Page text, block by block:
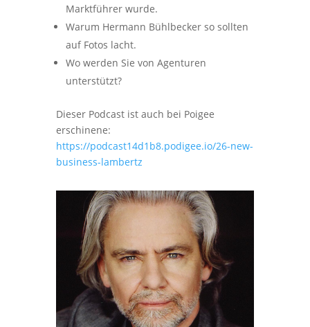
Marktführer wurde.
Warum Hermann Bühlbecker so sollten
auf Fotos lacht.
Wo werden Sie von Agenturen
unterstützt?
Dieser Podcast ist auch bei Poigee
erschinene:
https://podcast14d1b8.podigee.io/26-new-
business-lambertz